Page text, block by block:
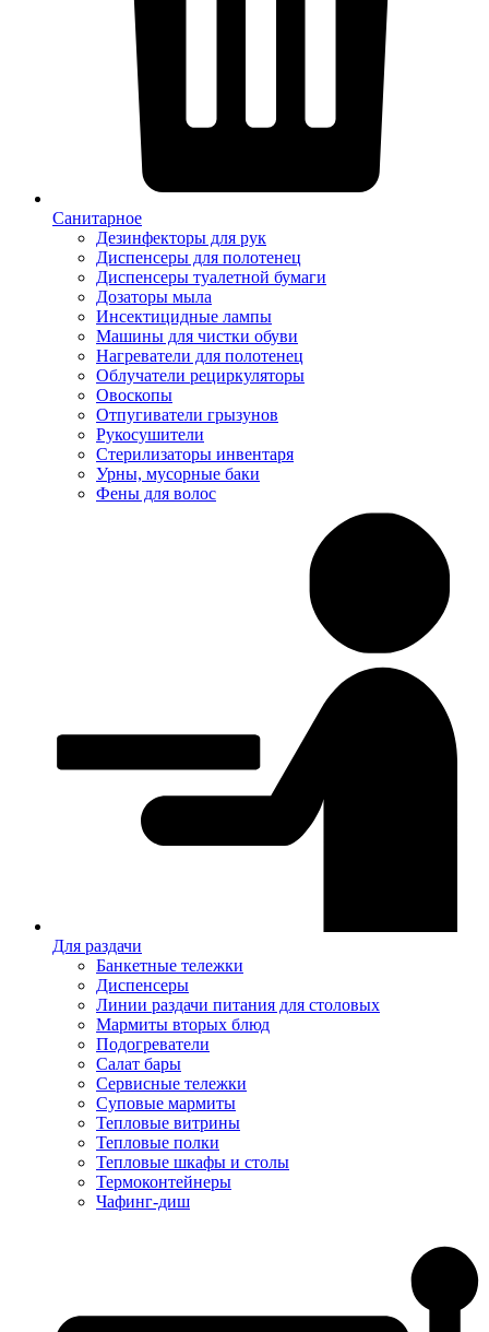
Санитарное
Дезинфекторы для рук
Диспенсеры для полотенец
Диспенсеры туалетной бумаги
Дозаторы мыла
Инсектицидные лампы
Машины для чистки обуви
Нагреватели для полотенец
Облучатели рециркуляторы
Овоскопы
Отпугиватели грызунов
Рукосушители
Стерилизаторы инвентаря
Урны, мусорные баки
Фены для волос
Для раздачи
Банкетные тележки
Диспенсеры
Линии раздачи питания для столовых
Мармиты вторых блюд
Подогреватели
Салат бары
Сервисные тележки
Суповые мармиты
Тепловые витрины
Тепловые полки
Тепловые шкафы и столы
Термоконтейнеры
Чафинг-диш